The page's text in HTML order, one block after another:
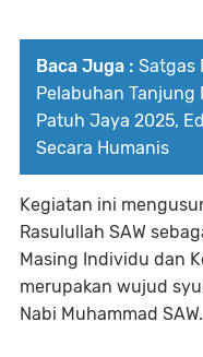
Baca Juga : Satgas
Pelabuhan Tanjung
Patuh Jaya 2025,
Secara Humanis
Kegiatan ini
Rasulullah SAW
Masing Individu dan
merupakan wujud
Nabi Muhammad SAW.